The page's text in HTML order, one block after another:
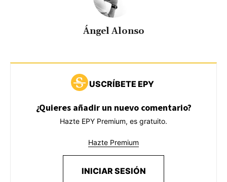
Ángel Alonso
USCRÍBETE EPY
¿Quieres añadir un nuevo comentario?
Hazte EPY Premium, es gratuito.
Hazte Premium
INICIAR SESIÓN